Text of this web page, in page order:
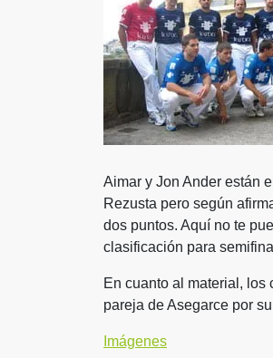
Aimar y Jon Ander están
Rezusta pero según
dos puntos. Aquí no te
clasificación para
En cuanto al material, los
pareja de Asegarce por
Imágenes